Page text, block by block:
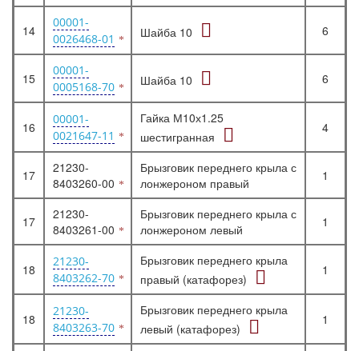
14
00001-
0026468-01
Шайба 10 6
15
00001-
0005168-70
Шайба 10 6
16
00001-
0021647-11
Гайка М10х1.25
шестигранная
4
17
21230-
8403260-00
Брызговик переднего крыла с
лонжероном правый
1
17
21230-
8403261-00
Брызговик переднего крыла с
лонжероном левый
1
18
21230-
8403262-70
Брызговик переднего крыла
правый (катафорез)
1
18
21230-
8403263-70
Брызговик переднего крыла
левый (катафорез)
1